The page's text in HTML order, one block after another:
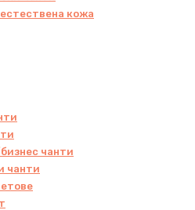
кожа
чанти
чанти